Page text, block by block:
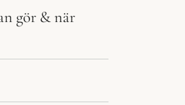
gör & när